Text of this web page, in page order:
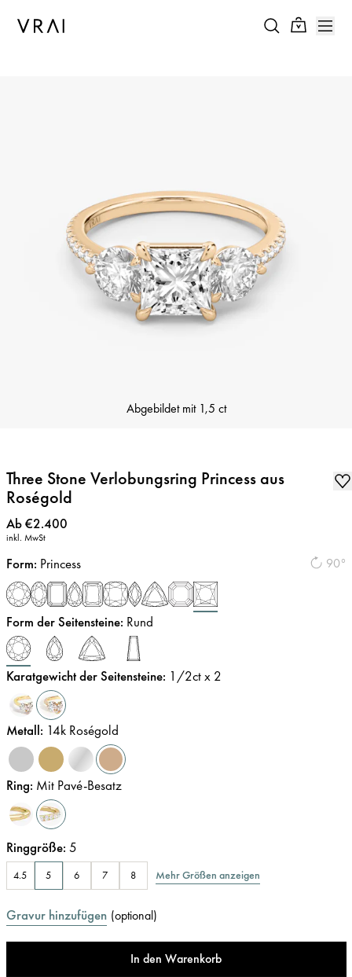
Abgebildet mit 1,5 ct
Three Stone Verlobungsring Princess aus
Roségold
Preis:
Ab €2.400
inkl. MwSt
90°
Form: Princess
Form der Seitensteine: Rund
Karatgewicht der Seitensteine: 1/2ct x 2
Metall: 14k Roségold
Ring: Mit Pavé-Besatz
Ringgröße: 5
4.5 5 6 7 8 Mehr Größen anzeigen
Gravur hinzufügen (optional)
In den Warenkorb